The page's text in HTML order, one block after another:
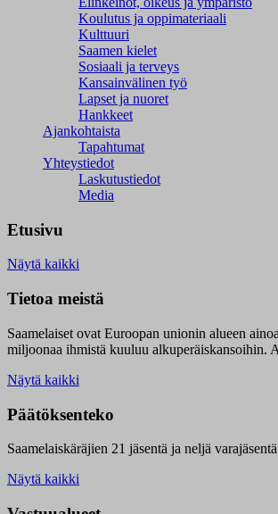
Koulutus ja oppimateriaali
Kulttuuri
Saamen kielet
Sosiaali ja terveys
Kansainvälinen työ
Lapset ja nuoret
Hankkeet
Ajankohtaista
Tapahtumat
Yhteystiedot
Laskutustiedot
Media
Etusivu
Näytä kaikki
Tietoa meistä
Saamelaiset ovat Euroopan unionin alueen
miljoonaa ihmistä kuuluu alkuperäiskansoihin.
Näytä kaikki
Päätöksenteko
Saamelaiskäräjien 21 jäsentä ja neljä
Näytä kaikki